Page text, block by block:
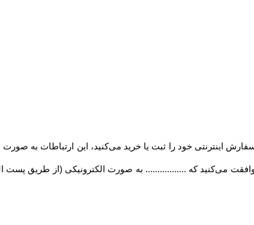
اینترنتی خود را ثبت یا خرید می‏‌کنید، این ارتباطات به صورت
می‌‏کنید که ................. به صورت الکترونیکی (از طریق پست